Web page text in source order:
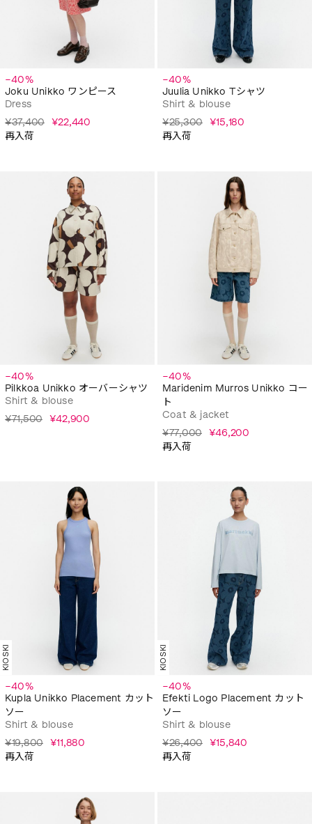
−40%
Joku Unikko ワンピース
Dress
¥37,400 ¥22,440
再入荷
−40%
Juulia Unikko Tシャツ
Shirt & blouse
¥25,300 ¥15,180
再入荷
−40%
Pilkkoa Unikko オーバーシャツ
Shirt & blouse
¥71,500 ¥42,900
−40%
Maridenim Murros Unikko コー
ト
Coat & jacket
¥77,000 ¥46,200
再入荷
KIOSKI
−40%
Kupla Unikko Placement カット
ソー
Shirt & blouse
¥19,800 ¥11,880
再入荷
KIOSKI
−40%
Efekti Logo Placement カット
ソー
Shirt & blouse
¥26,400 ¥15,840
再入荷